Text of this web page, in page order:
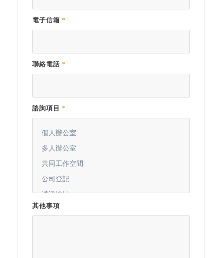
電子信箱 *
聯絡電話 *
諮詢項目 *
其他事項